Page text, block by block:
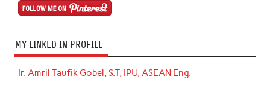
MY LINKED IN PROFILE
Ir. Amril Taufik Gobel, S.T, IPU, ASEAN Eng.